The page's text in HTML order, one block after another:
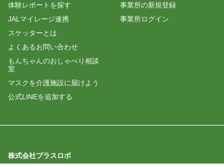
体験レポートを探す
JALマイレージ連携
スケッターとは
よくあるお問い合わせ
もんちゃんのおしゃべり相談
室
マスクを介護施設に届けよう
公式LINEを追加する
事業所の新規登録
事業所ログイン
株式会社プラスロボ